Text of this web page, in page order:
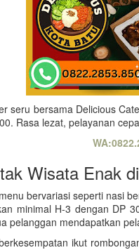
seru bersama Delicious
Rasa lezat, pelayanan
Wisata Enak
bervariasi seperti nasi
minimal H-3 dengan DP
pelanggan mendapatkan
ikut